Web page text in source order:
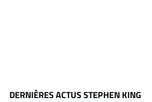
DERNIÈRES ACTUS STEPHEN KING